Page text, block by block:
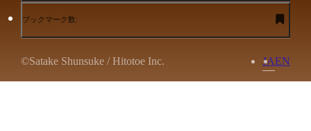
ブックマーク数:
©Satake Shunsuke / Hitotoe Inc. JAEN